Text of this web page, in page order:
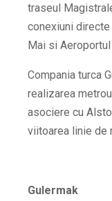
traseul
conexiuni
Mai si
Compania turca
realizarea
asociere cu
viitoarea linie de
Gulermak